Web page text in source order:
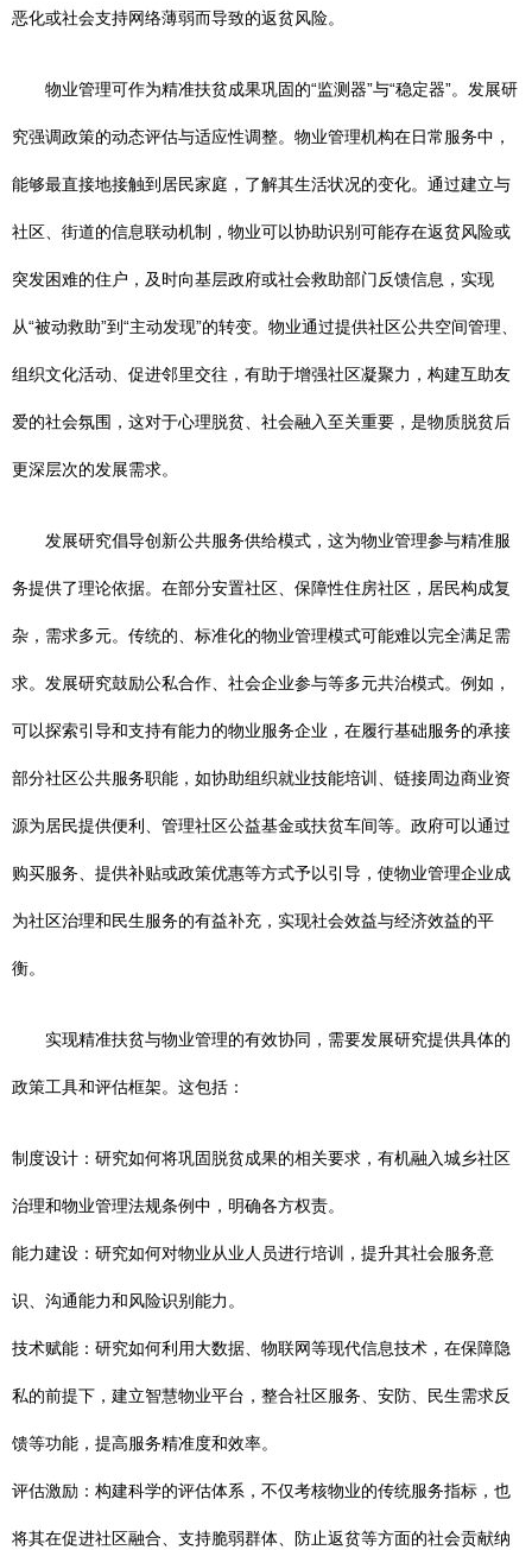
恶化或社会支持网络薄弱而导致的返贫风险。
物业管理可作为精准扶贫成果巩固的“监测器”与“稳定器”。发展研
究强调政策的动态评估与适应性调整。物业管理机构在日常服务中，
能够最直接地接触到居民家庭，了解其生活状况的变化。通过建立与
社区、街道的信息联动机制，物业可以协助识别可能存在返贫风险或
突发困难的住户，及时向基层政府或社会救助部门反馈信息，实现
从“被动救助”到“主动发现”的转变。物业通过提供社区公共空间管理、
组织文化活动、促进邻里交往，有助于增强社区凝聚力，构建互助友
爱的社会氛围，这对于心理脱贫、社会融入至关重要，是物质脱贫后
更深层次的发展需求。
发展研究倡导创新公共服务供给模式，这为物业管理参与精准服
务提供了理论依据。在部分安置社区、保障性住房社区，居民构成复
杂，需求多元。传统的、标准化的物业管理模式可能难以完全满足需
求。发展研究鼓励公私合作、社会企业参与等多元共治模式。例如，
可以探索引导和支持有能力的物业服务企业，在履行基础服务的承接
部分社区公共服务职能，如协助组织就业技能培训、链接周边商业资
源为居民提供便利、管理社区公益基金或扶贫车间等。政府可以通过
购买服务、提供补贴或政策优惠等方式予以引导，使物业管理企业成
为社区治理和民生服务的有益补充，实现社会效益与经济效益的平
衡。
实现精准扶贫与物业管理的有效协同，需要发展研究提供具体的
政策工具和评估框架。这包括：
制度设计：研究如何将巩固脱贫成果的相关要求，有机融入城乡社区
治理和物业管理法规条例中，明确各方权责。
能力建设：研究如何对物业从业人员进行培训，提升其社会服务意
识、沟通能力和风险识别能力。
技术赋能：研究如何利用大数据、物联网等现代信息技术，在保障隐
私的前提下，建立智慧物业平台，整合社区服务、安防、民生需求反
馈等功能，提高服务精准度和效率。
评估激励：构建科学的评估体系，不仅考核物业的传统服务指标，也
将其在促进社区融合、支持脆弱群体、防止返贫等方面的社会贡献纳